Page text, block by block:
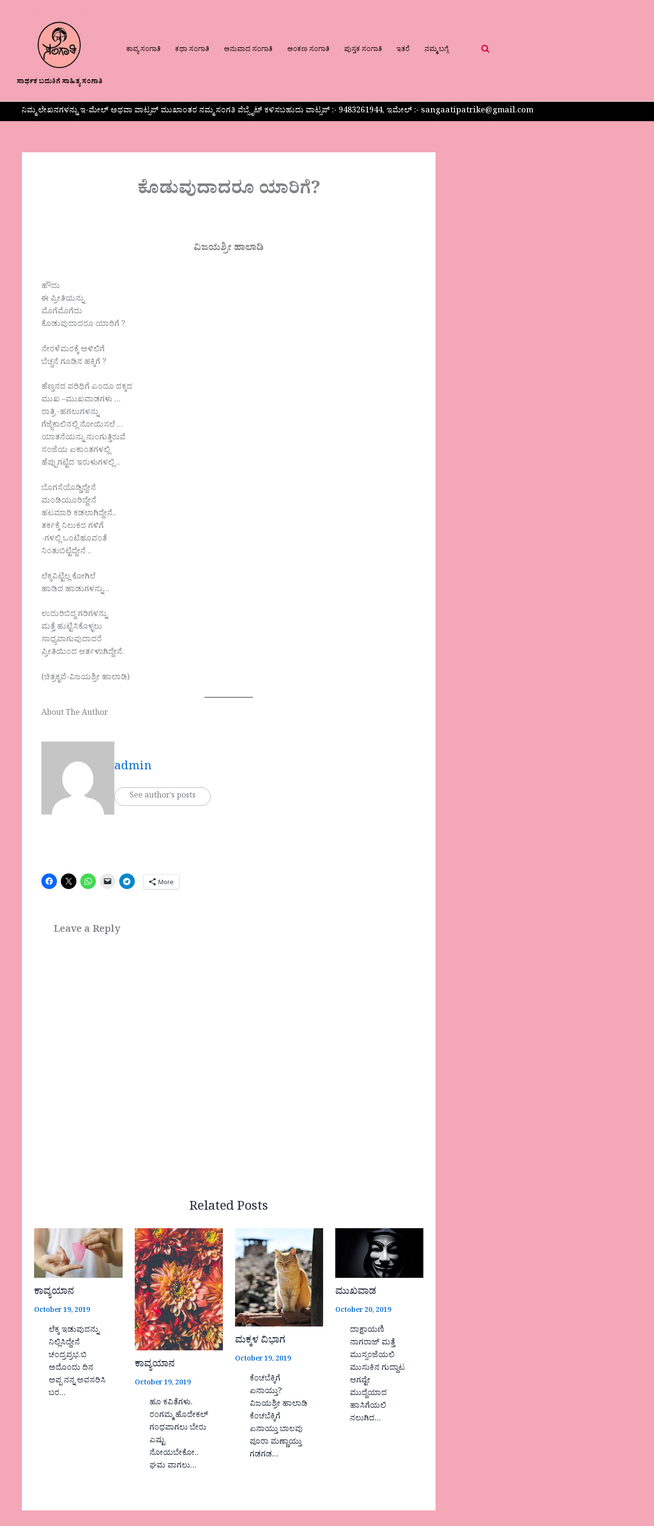
ಸಾರ್ಥಕ ಬದುಕಿಗೆ ಸಾಹಿತ್ಯ ಸಂಗಾತಿ
ಕಾವ್ಯ ಸಂಗಾತಿ ಕಥಾ ಸಂಗಾತಿ ಅನುವಾದ ಸಂಗಾತಿ ಅಂಕಣ ಸಂಗಾತಿ ಪುಸ್ತಕ ಸಂಗಾತಿ ಇತರೆ ನಮ್ಮ ಬಗ್ಗೆ
ನಿಮ್ಮ ಲೇಖನಗಳನ್ನು ಇ-ಮೇಲ್ ಅಥವಾ ವಾಟ್ಸಪ್ ಮುಖಾಂತರ ನಮ್ಮ ಸಂಗತಿ ವೆಬ್ಸೈಟ್ ಕಳಿಸಬಹುದು ವಾಟ್ಸಪ್‌ :- 9483261944, ಇಮೇಲ್ :- sangaatipatrike@gmail.com
ಕೊಡುವುದಾದರೂ ಯಾರಿಗೆ?
ವಿಜಯಶ್ರೀ ಹಾಲಾಡಿ
ಹೌದು
ಈ ಪ್ರೀತಿಯನ್ನು
ಮೊಗೆಮೊಗೆದು
ಕೊಡುವುದಾದರೂ ಯಾರಿಗೆ ?
ನೇರಳೆಮರಕ್ಕೆ ಅಳಿಲಿಗೆ
ಬೆಚ್ಚನೆ ಗೂಡಿನ ಹಕ್ಕಿಗೆ ?
ಹೆಣ್ತನದ ಪರಿಧಿಗೆ ಎಂದೂ ದಕ್ಕದ
ಮುಖ –ಮುಖವಾಡಗಳು …
ರಾತ್ರಿ -ಹಗಲುಗಳನ್ನು
ಗೆಜ್ಜೆಕಾಲಿನಲ್ಲಿ ನೋಯಿಸಲೆ …
ಯಾತನೆಯನ್ನು ನುಂಗುತ್ತಿರುವೆ
ಸಂಜೆಯ ಏಕಾಂತಗಳಲ್ಲಿ
ಹೆಪ್ಪುಗಟ್ಟಿದ ಇರುಳುಗಳಲ್ಲಿ ..
ಬೊಗಸೆಯೊಡ್ಡಿದ್ದೇನೆ
ಮಂಡಿಯೂರಿದ್ದೇನೆ
ಹಟಮಾರಿ ಕಡಲಾಗಿದ್ದೇನೆ..
ತರ್ಕಕ್ಕೆ ನಿಲುಕದ ಗಳಿಗೆ
-ಗಳಲ್ಲಿ ಒಂಟಿಹೂವಂತೆ
ನಿಂತುಬಿಟ್ಟಿದ್ದೇನೆ ..
ಲೆಕ್ಕವಿಟ್ಟಿಲ್ಲ ಕೋಗಿಲೆ
ಹಾಡಿದ ಹಾಡುಗಳನ್ನು…
ಉದುರಿಬಿದ್ದ ಗರಿಗಳನ್ನು
ಮತ್ತೆ ಹುಟ್ಟಿಸಿಕೊಳ್ಳಲು
ಸಾಧ್ಯವಾಗುವುದಾದರೆ
ಪ್ರೀತಿಯಿಂದ ಆರ್ತಳಾಗಿದ್ದೇನೆ.
(ಚಿತ್ರಕೃಪೆ-ವಿಜಯಶ್ರೀ ಹಾಲಾಡಿ)
About The Author
admin
See author's posts
More
Leave a Reply
Related Posts
ಕಾವ್ಯಯಾನ
October 19, 2019
ಲೆಕ್ಕ ಇಡುವುದನ್ನು
ನಿಲ್ಲಿಸಿದ್ದೇನೆ
ಚಂದ್ರಪ್ರಭ.ಬಿ
ಅದೊಂದು ದಿನ
ಅಪ್ಪ ನನ್ನ ಅವಸರಿಸಿ
ಬರ…
ಕಾವ್ಯಯಾನ
October 19, 2019
ಹೂ ಕವಿತೆಗಳು.
ರಂಗಮ್ಮ ಹೊದೇಕಲ್
ಗಂಧವಾಗಲು ಬೇರು
ಎಷ್ಟು
ನೋಯಬೇಕೋ..
ಘಮ ವಾಗಲು…
ಮಕ್ಕಳ ವಿಭಾಗ
October 19, 2019
ಕೆಂಚಬೆಕ್ಕಿಗೆ
ಏನಾಯ್ತು?
ವಿಜಯಶ್ರೀ ಹಾಲಾಡಿ
ಕೆಂಚಬೆಕ್ಕಿಗೆ
ಏನಾಯ್ತು ಬಾಲವು
ಪೂರಾ ಮಣ್ಣಾಯ್ತು
ಗಡಗಡ…
ಮುಖವಾಡ
October 20, 2019
ದಾಕ್ಷಾಯಣಿ
ನಾಗರಾಜ್ ಮತ್ತೆ
ಮುಸ್ಸಂಜೆಯಲಿ
ಮುಸುಕಿನ ಗುದ್ದಾಟ
ಆಗಷ್ಟೇ
ಮುದ್ದೆಯಾದ
ಹಾಸಿಗೆಯಲಿ
ನಲುಗಿದ…